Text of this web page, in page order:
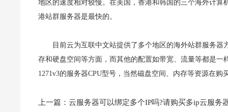
地区的速度相对较慢。在美国，香港和韩国的三个海外计
港站群服务器是最快的。
目前云为互联中文站提供了多个地区的海外站群服务
存和硬盘空间等方面，而其他的配置如带宽、流量等都是一
1271v3的服务器CPU型号，当然磁盘空间、内存等资源在购
上一篇： 云服务器可以绑定多个IP吗?请购买多ip云服务